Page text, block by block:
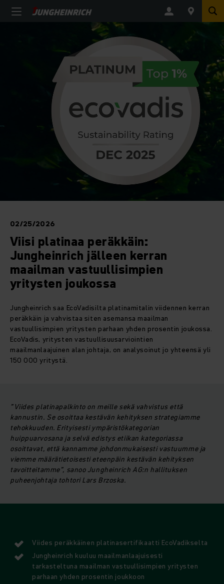
02/25/2026
Viisi platinaa peräkkäin:
Jungheinrich jälleen kerran
maailman vastuullisimpien
yritysten joukossa
Jungheinrich saa EcoVadisilta platinamitalin viidennen kerran
peräkkäin ja vahvistaa siten asemansa maailman
vastuullisimpien yritysten parhaan yhden prosentin joukossa.
EcoVadis, yritysten vastuullisuusarviointien
maailmanlaajuinen alan johtaja, on analysoinut jo yhteensä yli
150 000 yritystä.
”Viides platinapalkinto on meille sekä vahvistus että
kannustin. Se osoittaa kestävän kehityksen strategiamme
tehokkuuden. Erityisesti ympäristökategorian
huippuarvosana ja selvä edistys etiikan kategoriassa
osoittavat, että kannamme johdonmukaisesti vastuumme ja
viemme määrätietoisesti eteenpäin kestävän kehityksen
tavoitteitamme”, sanoo Jungheinrich AG:n hallituksen
puheenjohtaja tohtori Lars Brzoska.
Viides peräkkäinen platinasertifikaatti EcoVadikselta
Jungheinrich kuuluu maailmanlaajuisesti
tarkasteltuna maailman vastuullisimpien yritysten
parhaan yhden prosentin joukkoon